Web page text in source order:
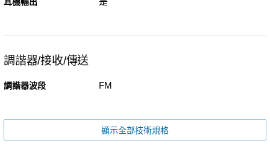
調諧器/接收/傳送
調諧器波段 FM
顯示全部技術規格